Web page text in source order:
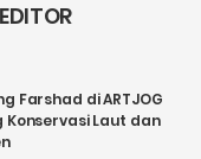
Farshad di ARTJOG
Konservasi Laut dan